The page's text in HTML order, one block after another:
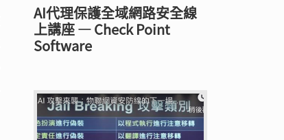
AI代理保護全域網路安全線
上講座 — Check Point
Software